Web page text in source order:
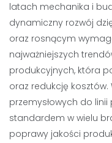
latach mechanika i
dynamiczny rozwój
oraz rosnącym
najważniejszych
produkcyjnych, która
oraz redukcję
przemysłowych do
standardem w wielu
poprawy jakości